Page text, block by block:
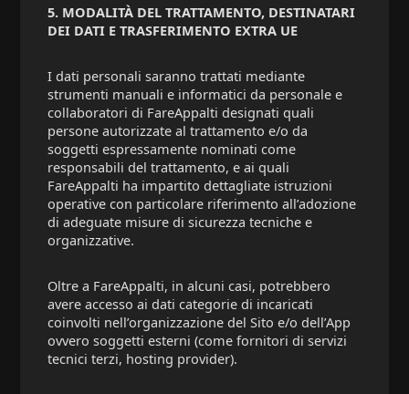
5. MODALITÀ DEL TRATTAMENTO, DESTINATARI
DEI DATI E TRASFERIMENTO EXTRA UE
I dati personali saranno trattati mediante
strumenti manuali e informatici da personale e
collaboratori di FareAppalti designati quali
persone autorizzate al trattamento e/o da
soggetti espressamente nominati come
responsabili del trattamento, e ai quali
FareAppalti ha impartito dettagliate istruzioni
operative con particolare riferimento all’adozione
di adeguate misure di sicurezza tecniche e
organizzative.
Oltre a FareAppalti, in alcuni casi, potrebbero
avere accesso ai dati categorie di incaricati
coinvolti nell’organizzazione del Sito e/o dell’App
ovvero soggetti esterni (come fornitori di servizi
tecnici terzi, hosting provider).